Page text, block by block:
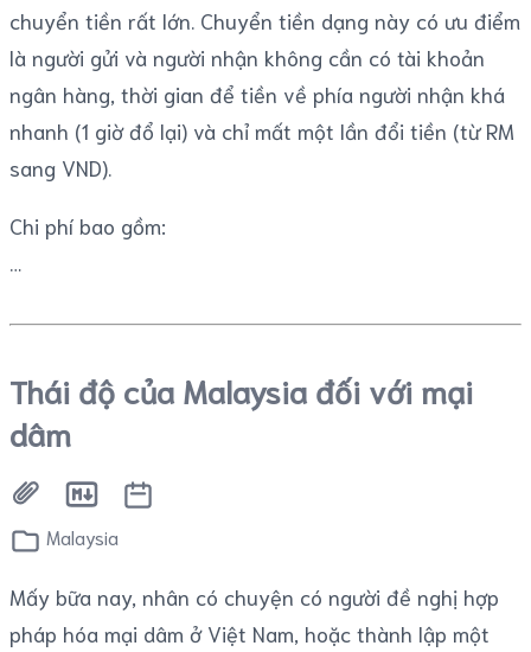
chuyển tiền rất lớn. Chuyển tiền dạng này có ưu điểm
là người gửi và người nhận không cần có tài khoản
ngân hàng, thời gian để tiền về phía người nhận khá
nhanh (1 giờ đổ lại) và chỉ mất một lần đổi tiền (từ RM
sang VND).
Chi phí bao gồm:
Thái độ của Malaysia đối với mại
dâm
Malaysia
Mấy bữa nay, nhân có chuyện có người đề nghị hợp
pháp hóa mại dâm ở Việt Nam, hoặc thành lập một